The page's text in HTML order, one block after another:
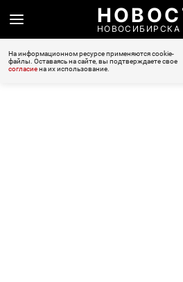
НОВОСИБИРСКА
На информационном ресурсе применяются cookie-
файлы. Оставаясь на сайте, вы подтверждаете свое
согласиена их использование.